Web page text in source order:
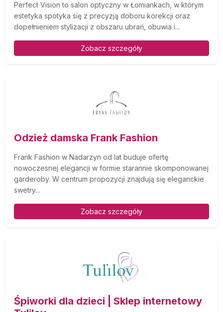
Perfect Vision to salon optyczny w Łomiankach, w którym
estetyka spotyka się z precyzją doboru korekcji oraz
dopełnieniem stylizacji z obszaru ubrań, obuwia i...
Zobacz szczegóły
Odzież damska Frank Fashion
Frank Fashion w Nadarzyn od lat buduje ofertę
nowoczesnej elegancji w formie starannie skomponowanej
garderoby. W centrum propozycji znajdują się eleganckie
swetry...
Zobacz szczegóły
Śpiworki dla dzieci | Sklep internetowy